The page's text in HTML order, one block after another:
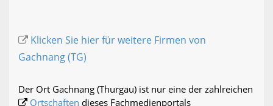
Klicken Sie hier für weitere Firmen von
Gachnang (TG)
Der Ort Gachnang (Thurgau) ist nur eine der zahlreichen
Ortschaften dieses Fachmedienportals